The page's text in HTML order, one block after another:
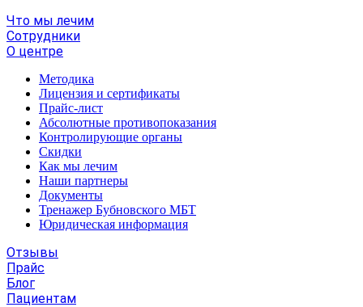
Что мы лечим
Сотрудники
О центре
Методика
Лицензия и сертификаты
Прайс-лист
Абсолютные противопоказания
Контролирующие органы
Скидки
Как мы лечим
Наши партнеры
Документы
Тренажер Бубновского МБТ
Юридическая информация
Отзывы
Прайс
Блог
Пациентам